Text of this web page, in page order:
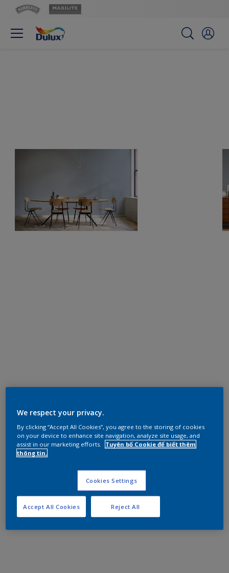
We respect your privacy.
By clicking “Accept All Cookies”, you agree to the storing of cookies
on your device to enhance site navigation, analyze site usage, and
assist in our marketing efforts.
Tuyên bố Cookie để biết thêm
thông tin.
Cookies Settings
Reject All
Accept All Cookies